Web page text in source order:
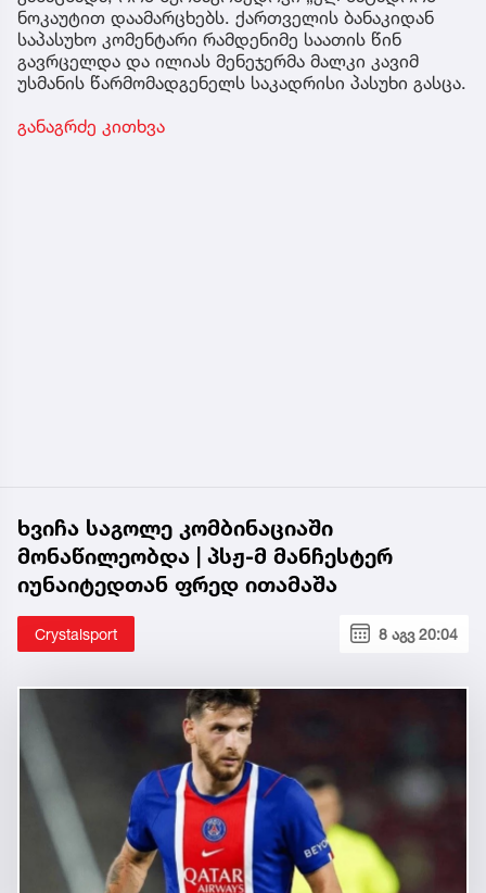
ნოკაუტით დაამარცხებს. ქართველის ბანაკიდან
საპასუხო კომენტარი რამდენიმე საათის წინ
გავრცელდა და ილიას მენეჯერმა მალკი კავიმ
უსმანის წარმომადგენელს საკადრისი პასუხი გასცა.
განაგრძე კითხვა
ხვიჩა საგოლე კომბინაციაში
მონაწილეობდა | პსჟ-მ მანჩესტერ
იუნაიტედთან ფრედ ითამაშა
Crystalsport 8 აგვ 20:04